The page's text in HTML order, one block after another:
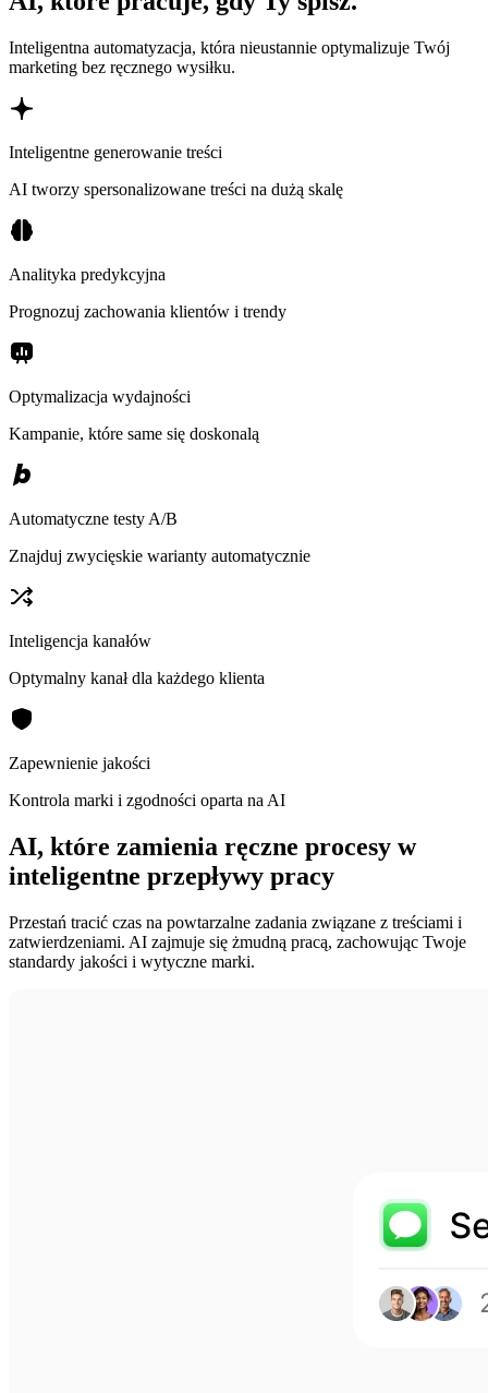
Inteligentna automatyzacja, która nieustannie optymalizuje Twój
marketing bez ręcznego wysiłku.
Inteligentne generowanie treści
AI tworzy spersonalizowane treści na dużą skalę
Analityka predykcyjna
Prognozuj zachowania klientów i trendy
Optymalizacja wydajności
Kampanie, które same się doskonalą
Automatyczne testy A/B
Znajduj zwycięskie warianty automatycznie
Inteligencja kanałów
Optymalny kanał dla każdego klienta
Zapewnienie jakości
Kontrola marki i zgodności oparta na AI
AI, które zamienia ręczne procesy w
inteligentne przepływy pracy
Przestań tracić czas na powtarzalne zadania związane z treściami i
zatwierdzeniami. AI zajmuje się żmudną pracą, zachowując Twoje
standardy jakości i wytyczne marki.